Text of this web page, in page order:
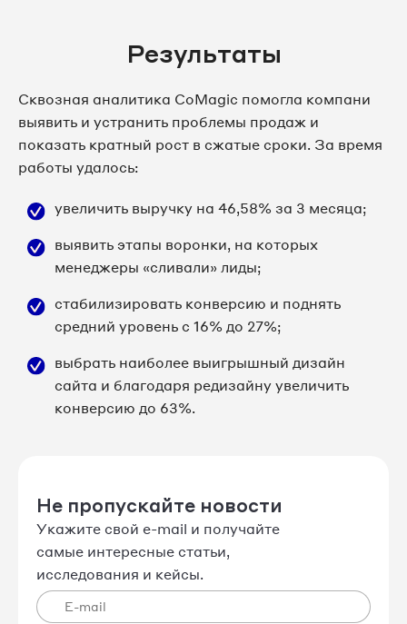
Результаты
Сквозная аналитика CoMagic помогла компани
выявить и устранить проблемы продаж и
показать кратный рост в сжатые сроки. За время
работы удалось:
увеличить выручку на 46,58% за 3 месяца;
выявить этапы воронки, на которых
менеджеры «сливали» лиды;
стабилизировать конверсию и поднять
средний уровень с 16% до 27%;
выбрать наиболее выигрышный дизайн
сайта и благодаря редизайну увеличить
конверсию до 63%.
Не пропускайте новости
Укажите свой e-mail и получайте
самые интересные статьи,
исследования и кейсы.